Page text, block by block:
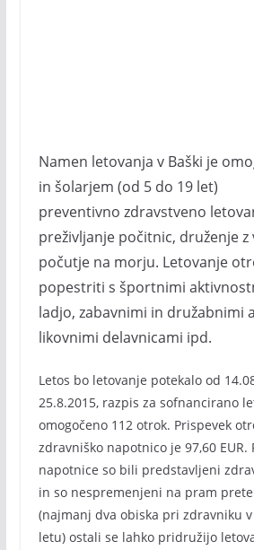
Namen letovanja v Baški je
in šolarjem (od 5 do 19 let)
preventivno zdravstveno
preživljanje počitnic, druženje
počutje na morju. Letovanje
popestriti s športnimi
ladjo, zabavnimi in družabnimi
likovnimi delavnicami ipd.
Letos bo letovanje potekalo od
25.8.2015, razpis za sofnancirano
omogočeno 112 otrok. Prispevek
zdravniško napotnico je 97,60
napotnice so bili predstavljeni
in so nespremenjeni na pram
(najmanj dva obiska pri zdravniku
letu) ostali se lahko pridružijo